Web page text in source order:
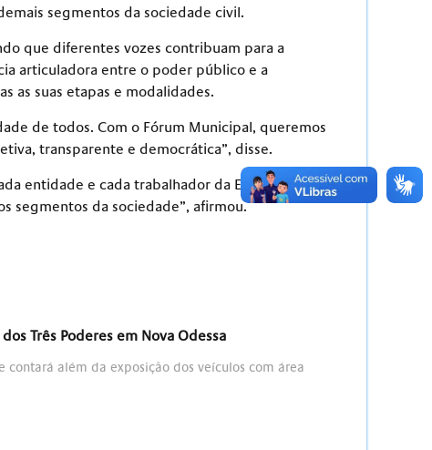
segmentos da sociedade civil.
que diferentes vozes contribuam para a
articuladora entre o poder público e a
as suas etapas e modalidades.
de todos. Com o Fórum Municipal, queremos
transparente e democrática”, disse.
entidade e cada trabalhador da Educação para
segmentos da sociedade”, afirmou.
Três Poderes em Nova Odessa
contará além da exposição dos veículos com área